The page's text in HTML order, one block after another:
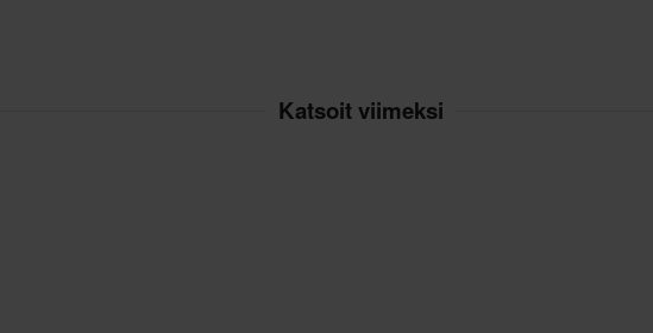
Katsoit viimeksi